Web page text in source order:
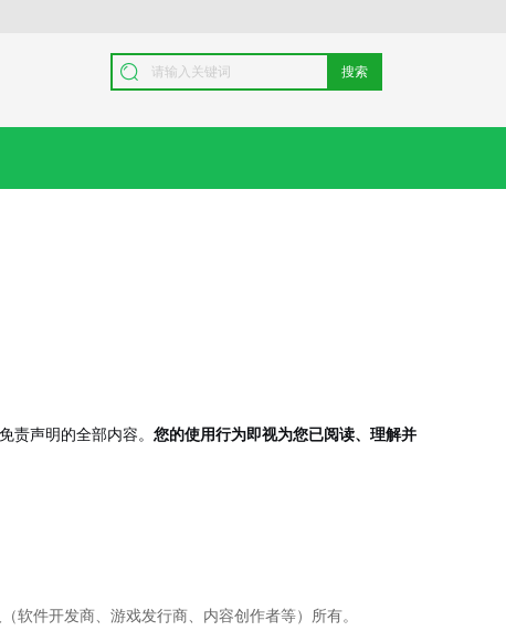
搜索
责声明的全部内容。 您的使用行为即视为您已阅读、理解并
软件开发商、游戏发行商、内容创作者等）所有。